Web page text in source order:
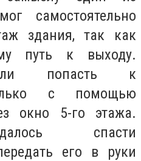
самостоятельно
здания, так как
путь к выходу.
попасть к
с помощью
окно 5-го этажа.
спасти
его в руки